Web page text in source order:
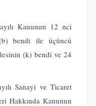
Kanunun 12 nci
bendi ile üçüncü
(k) bendi ve 24
Sanayi ve Ticaret
Hakkında Kanunun